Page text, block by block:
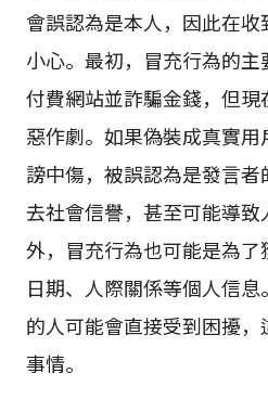
會誤認為是本人，因此在
小心。最初，冒充行為的
付費網站並詐騙金錢，但
惡作劇。如果偽裝成真實
謗中傷，被誤認為是發言
去社會信譽，甚至可能導
外，冒充行為也可能是為
日期、人際關係等個人信
的人可能會直接受到困擾
事情。